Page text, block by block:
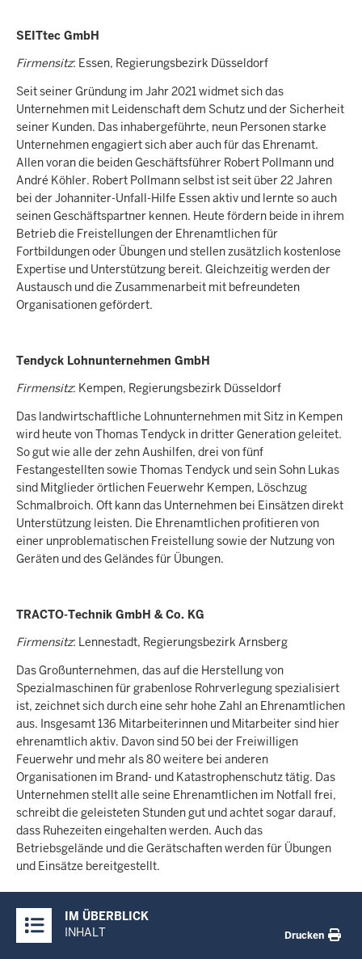
SEITtec GmbH
Firmensitz: Essen, Regierungsbezirk Düsseldorf
Seit seiner Gründung im Jahr 2021 widmet sich das
Unternehmen mit Leidenschaft dem Schutz und der Sicherheit
seiner Kunden. Das inhabergeführte, neun Personen starke
Unternehmen engagiert sich aber auch für das Ehrenamt.
Allen voran die beiden Geschäftsführer Robert Pollmann und
André Köhler. Robert Pollmann selbst ist seit über 22 Jahren
bei der Johanniter-Unfall-Hilfe Essen aktiv und lernte so auch
seinen Geschäftspartner kennen. Heute fördern beide in ihrem
Betrieb die Freistellungen der Ehrenamtlichen für
Fortbildungen oder Übungen und stellen zusätzlich kostenlose
Expertise und Unterstützung bereit. Gleichzeitig werden der
Austausch und die Zusammenarbeit mit befreundeten
Organisationen gefördert.
Tendyck Lohnunternehmen GmbH
Firmensitz: Kempen, Regierungsbezirk Düsseldorf
Das landwirtschaftliche Lohnunternehmen mit Sitz in Kempen
wird heute von Thomas Tendyck in dritter Generation geleitet.
So gut wie alle der zehn Aushilfen, drei von fünf
Festangestellten sowie Thomas Tendyck und sein Sohn Lukas
sind Mitglieder örtlichen Feuerwehr Kempen, Löschzug
Schmalbroich. Oft kann das Unternehmen bei Einsätzen direkt
Unterstützung leisten. Die Ehrenamtlichen profitieren von
einer unproblematischen Freistellung sowie der Nutzung von
Geräten und des Geländes für Übungen.
TRACTO-Technik GmbH & Co. KG
Firmensitz: Lennestadt, Regierungsbezirk Arnsberg
Das Großunternehmen, das auf die Herstellung von
Spezialmaschinen für grabenlose Rohrverlegung spezialisiert
ist, zeichnet sich durch eine sehr hohe Zahl an Ehrenamtlichen
aus. Insgesamt 136 Mitarbeiterinnen und Mitarbeiter sind hier
ehrenamtlich aktiv. Davon sind 50 bei der Freiwilligen
Feuerwehr und mehr als 80 weitere bei anderen
Organisationen im Brand- und Katastrophenschutz tätig. Das
Unternehmen stellt alle seine Ehrenamtlichen im Notfall frei,
schreibt die geleisteten Stunden gut und achtet sogar darauf,
dass Ruhezeiten eingehalten werden. Auch das
Betriebsgelände und die Gerätschaften werden für Übungen
und Einsätze bereitgestellt.
Inhalte
IM ÜBERBLICK
INHALT
Drucken